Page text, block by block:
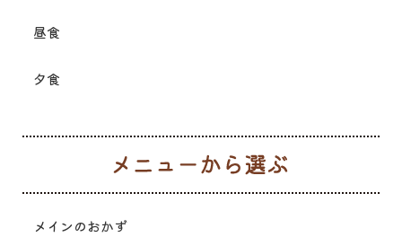
昼食
夕食
メインのおかず